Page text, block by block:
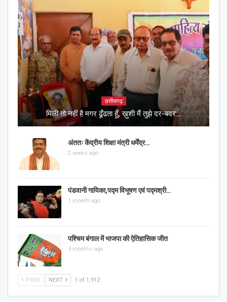
छत्तीसगढ़
मिली तो नहीं है मगर ढूँढता हूँ, ख़ुशी मैं तुझे दर-बदर…
अंततः केंद्रीय शिक्षा मंत्री धर्मेंद्र…
2 weeks ago
पंडवानी गायिका,पद्म विभूषण एवं पद्मश्री…
1 month ago
पश्चिम बंगाल में भाजपा की ऐतिहासिक जीत
3 months ago
PREV NEXT 1 of 1,912